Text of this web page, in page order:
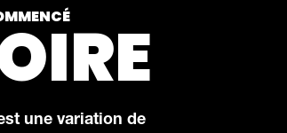
une variation de